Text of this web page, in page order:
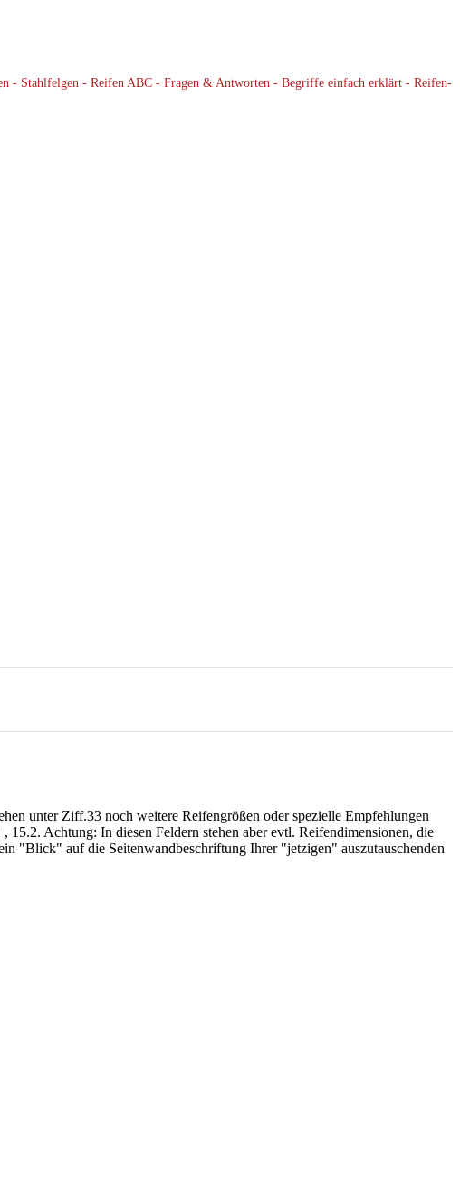
- Stahlfelgen - Reifen ABC - Fragen & Antworten - Begriffe einfach erklärt - Reifen-
unter Ziff.33 noch weitere Reifengrößen oder spezielle Empfehlungen
Achtung: In diesen Feldern stehen aber evtl. Reifendimensionen, die
"Blick" auf die Seitenwandbeschriftung Ihrer "jetzigen" auszutauschenden